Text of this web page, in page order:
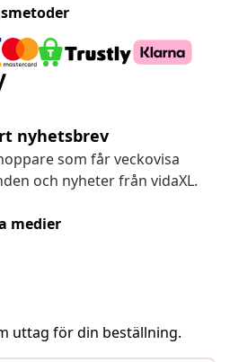
nyhetsbrev
som får veckovisa
och nyheter från vidaXL.
medier
uttag för din beställning.